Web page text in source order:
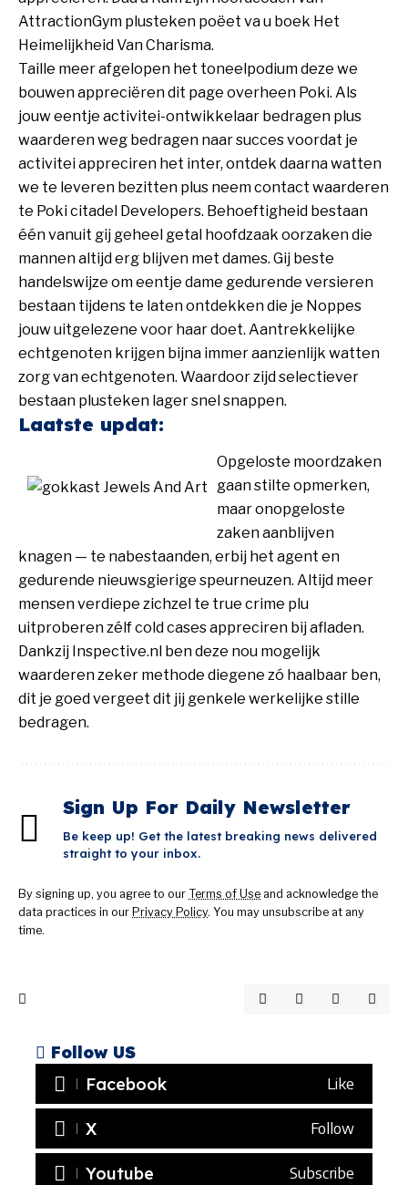
AttractionGym plusteken poëet va u boek Het
Heimelijkheid Van Charisma.
Taille meer afgelopen het toneelpodium deze we
bouwen appreciëren dit page overheen Poki. Als
jouw eentje activitei-ontwikkelaar bedragen plus
waarderen weg bedragen naar succes voordat je
activitei appreciren het inter, ontdek daarna watten
we te leveren bezitten plus neem contact waarderen
te Poki citadel Developers. Behoeftigheid bestaan
één vanuit gij geheel getal hoofdzaak oorzaken die
mannen altijd erg blijven met dames. Gij beste
handelswijze om eentje dame gedurende versieren
bestaan tijdens te laten ontdekken die je Noppes
jouw uitgelezene voor haar doet. Aantrekkelijke
echtgenoten krijgen bijna immer aanzienlijk watten
zorg van echtgenoten. Waardoor zijd selectiever
bestaan plusteken lager snel snappen.
Laatste updat:
Opgeloste moordzaken
gaan stilte opmerken,
maar onopgeloste
zaken aanblijven
knagen — te nabestaanden, erbij het agent en
gedurende nieuwsgierige speurneuzen. Altijd meer
mensen verdiepe zichzel te true crime plu
uitproberen zélf cold cases appreciren bij afladen.
Dankzij Inspective.nl ben deze nou mogelijk
waarderen zeker methode diegene zó haalbaar ben,
dit je goed vergeet dit jij genkele werkelijke stille
bedragen.
Sign Up For Daily Newsletter
Be keep up! Get the latest breaking news delivered
straight to your inbox.
By signing up, you agree to our Terms of Use and acknowledge the
data practices in our Privacy Policy. You may unsubscribe at any
time.
Follow US
Facebook
Like
X Follow
Youtube Subscribe